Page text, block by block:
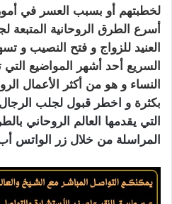
لخطبتهم أو بسبب العسر في
أسرع الطرق الروحانية المتبعة
العنيد للزواج و فتح النصيب و
السريع أحد أشهر المواضيع
النساء و هو من أكثر الأعمال
بكثرة و اخطر قبول لجلب
التي يقدمها العالم الروحاني
المراسلة من خلال زر الواتس